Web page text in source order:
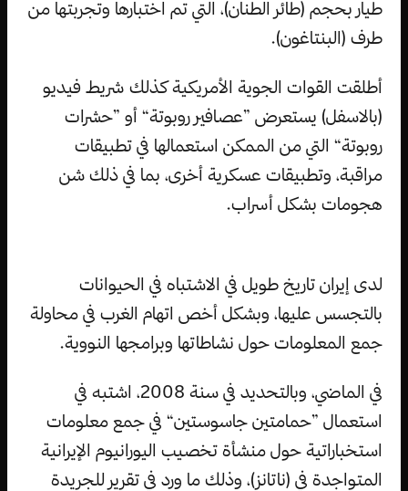
طيار بحجم (طائر الطنان)، التي تم اختبارها وتجربتها من
طرف (البنتاغون).
أطلقت القوات الجوية الأمريكية كذلك شريط فيديو
(بالاسفل) يستعرض ”عصافير روبوتة“ أو ”حشرات
روبوتة“ التي من الممكن استعمالها في تطبيقات
مراقبة، وتطبيقات عسكرية أخرى، بما في ذلك شن
هجومات بشكل أسراب.
لدى إيران تاريخ طويل في الاشتباه في الحيوانات
بالتجسس عليها، وبشكل أخص اتهام الغرب في محاولة
جمع المعلومات حول نشاطاتها وبرامجها النووية.
في الماضي، وبالتحديد في سنة 2008، اشتبه في
استعمال ”حمامتين جاسوستين“ في جمع معلومات
استخباراتية حول منشأة تخصيب اليورانيوم الإيرانية
المتواجدة في (ناتانز)، وذلك ما ورد في تقرير للجريدة